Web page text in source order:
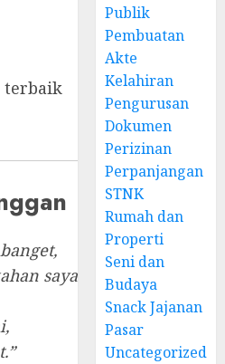
terbaik
saya
Publik
Pembuatan
Akte
Kelahiran
Pengurusan
Dokumen
Perizinan
Perpanjangan
STNK
Rumah dan
Properti
Seni dan
Budaya
Snack Jajanan
Pasar
Uncategorized